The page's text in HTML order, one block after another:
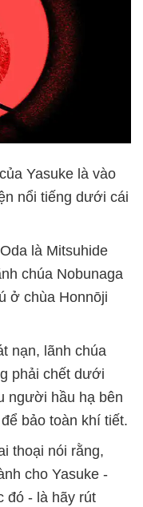
Yasuke là vào
nổi tiếng dưới cái
là Mitsuhide
chúa Nobunaga
ở chùa Honnōji
nạn, lãnh chúa
phải chết dưới
người hầu hạ bên
bảo toàn khí tiết.
thoại nói rằng,
cho Yasuke -
đó - là hãy rút